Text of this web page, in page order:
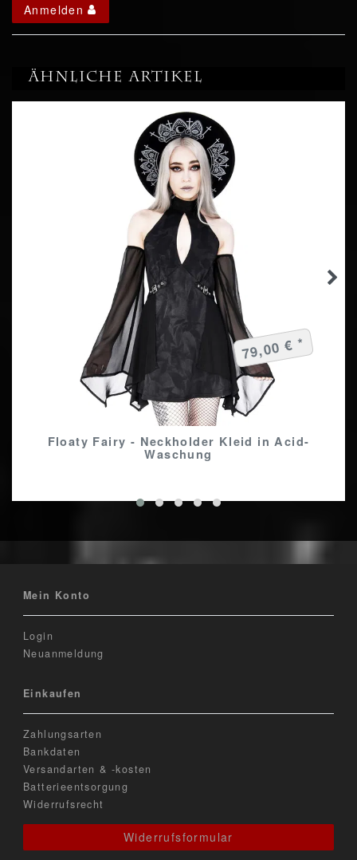
Anmelden
Ähnliche Artikel
Floaty Fairy - Neckholder Kleid in Acid-
Waschung
79,00 € *
Mein Konto
Login
Neuanmeldung
Einkaufen
Zahlungsarten
Bankdaten
Versandarten & -kosten
Batterieentsorgung
Widerrufsrecht
Widerrufsformular